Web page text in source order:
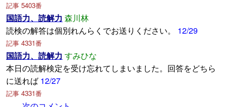
記事 5403番
国語力、読解力 森川林
読検の解答は個別れんらくでお送りください。
12/29
記事 4331番
国語力、読解力 すみひな
本日の読解検定を受け忘れてしまいました。回答をどちら
に送れば 12/27
記事 4331番